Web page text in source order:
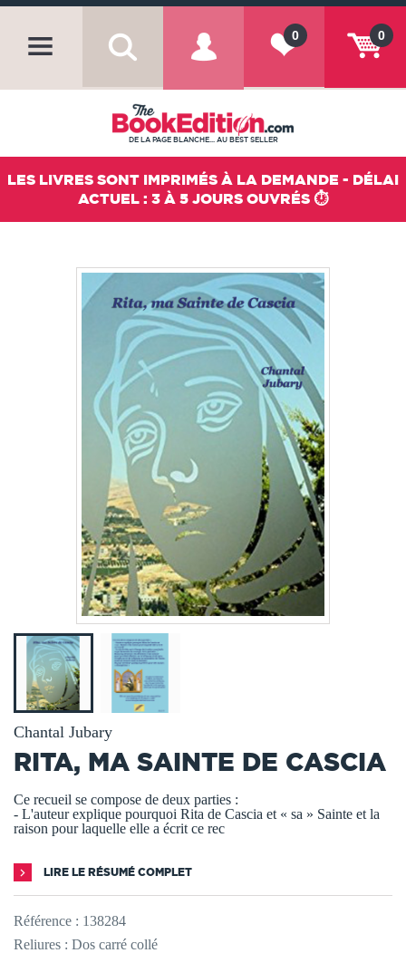
0
0
DE LA PAGE BLANCHE... AU BEST SELLER
LES LIVRES SONT IMPRIMÉS À LA DEMANDE - DÉLAI
ACTUEL : 3 À 5 JOURS OUVRÉS ⏱️
Chantal Jubary
RITA, MA SAINTE DE CASCIA
Ce recueil se compose de deux parties :
- L'auteur explique pourquoi Rita de Cascia et « sa » Sainte et la
raison pour laquelle elle a écrit ce rec
LIRE LE RÉSUMÉ COMPLET
Référence : 138284
Reliures : Dos carré collé